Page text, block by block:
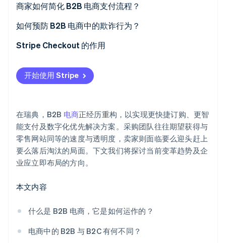
它可以让您扩大规模而不增加额外开支
它能为您提供更优质的数据
它使企业具备未来适应性
银行转账
银行卡支付
Swish
商家如何简化 B2B 电商支付流程？
自动化发票流程
方便即时支付
连接您的系统
对重复购买的买家采用直接借记的方式
如何预防 B2B 电商中的欺诈行为？
务必核实新买家
注意常见的警告信号
使用欺诈检测工具
锁定自己的系统
对团队进行可疑活动识别培训
Stripe Checkout 的作用
开始使用 Stripe
在瑞典，B2B 电商正经历重构，以实现更快捷订购、更智
能支付及数字化优先解决方案。采购团队往往期望获得与
零售网站同等的速度与透明度，卖家则面临要么迎头赶上
要么落后淘汰的局面。下文我们将探讨当前变革趋势及企
业应立即布局的方向。
本文内容
什么是 B2B 电商，它是如何运作的？
电商中的 B2B 与 B2C 有何不同？